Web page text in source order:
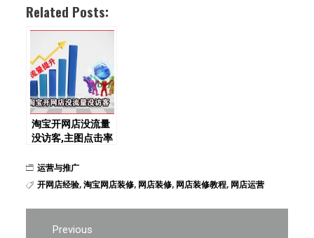
Related Posts:
淘宝开网店没流量
没访客,主图点击率
运营与推广
开网店经验,淘宝网店装修, 网店装修, 网店装修教程, 网店运营
文
Previous